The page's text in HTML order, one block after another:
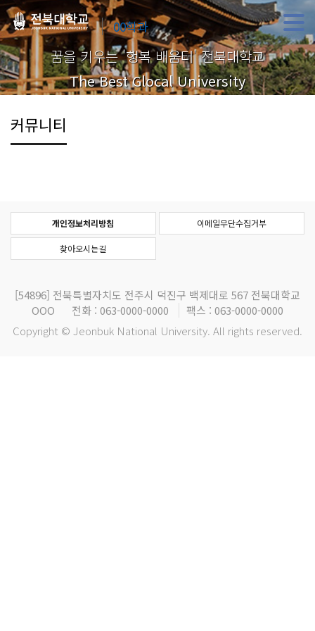
00학과
꿈을 키우는 '행복 배움터' 전북대학교
The Best Glocal University
커뮤니티
개인정보처리방침 이메일무단수집거부
찾아오시는길
[54896] 전북특별자치도 전주시 덕진구 백제대로 567 전북대학교
OOO
전화 : 063-0000-0000
팩스 : 063-0000-0000
Copyright © Jeonbuk National University. All rights reserved.